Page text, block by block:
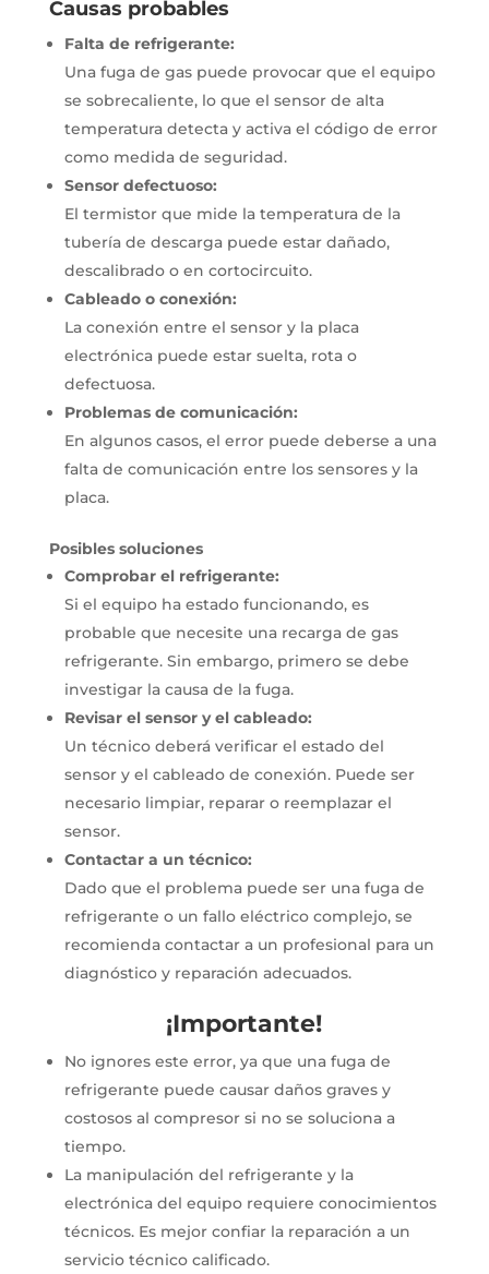
Causas probables
Falta de refrigerante:
Una fuga de gas puede provocar que el equipo
se sobrecaliente, lo que el sensor de alta
temperatura detecta y activa el código de error
como medida de seguridad.
Sensor defectuoso:
El termistor que mide la temperatura de la
tubería de descarga puede estar dañado,
descalibrado o en cortocircuito.
Cableado o conexión:
La conexión entre el sensor y la placa
electrónica puede estar suelta, rota o
defectuosa.
Problemas de comunicación:
En algunos casos, el error puede deberse a una
falta de comunicación entre los sensores y la
placa.
Posibles soluciones
Comprobar el refrigerante:
Si el equipo ha estado funcionando, es
probable que necesite una recarga de gas
refrigerante. Sin embargo, primero se debe
investigar la causa de la fuga.
Revisar el sensor y el cableado:
Un técnico deberá verificar el estado del
sensor y el cableado de conexión. Puede ser
necesario limpiar, reparar o reemplazar el
sensor.
Contactar a un técnico:
Dado que el problema puede ser una fuga de
refrigerante o un fallo eléctrico complejo, se
recomienda contactar a un profesional para un
diagnóstico y reparación adecuados.
¡Importante!
No ignores este error, ya que una fuga de
refrigerante puede causar daños graves y
costosos al compresor si no se soluciona a
tiempo.
La manipulación del refrigerante y la
electrónica del equipo requiere conocimientos
técnicos. Es mejor confiar la reparación a un
servicio técnico calificado.